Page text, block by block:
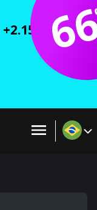
cursos